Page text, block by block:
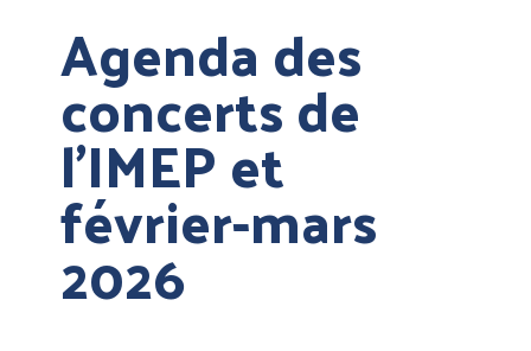
Agenda des
concerts de
l’IMEP et
février-mars
2026